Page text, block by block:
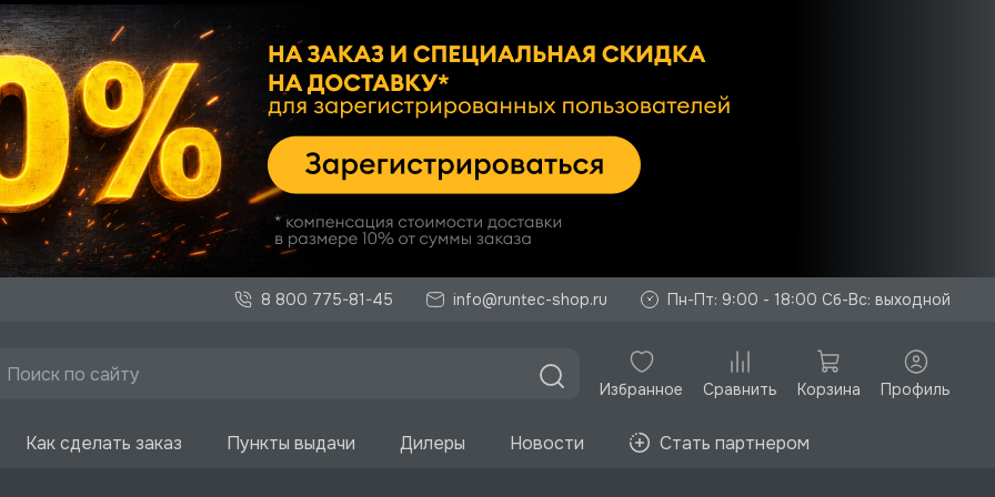
8 800 775-81-45 info@runtec-shop.ru Пн-Пт: 9:00 - 18:00 Сб-Вс: выходной
Избранное Сравнить Корзина Профиль
Как сделать заказ Пункты выдачи Дилеры Новости Стать партнером